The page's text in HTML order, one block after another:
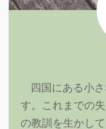
四国にある小
す。これまでの
の教訓を生かし